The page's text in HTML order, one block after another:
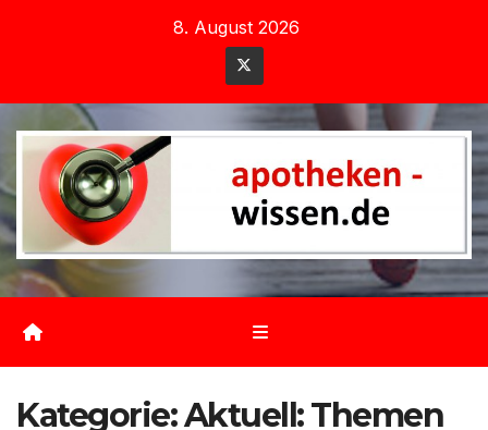
8. August 2026
Kategorie:Aktuell: Themen